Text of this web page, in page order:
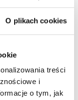
O plikach cookies
treści
i
o tym, jak
osób, które
w
i